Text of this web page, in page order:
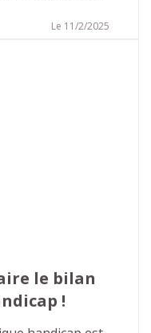
dans la
la recherche
Le 11/2/2025
le bilan
!